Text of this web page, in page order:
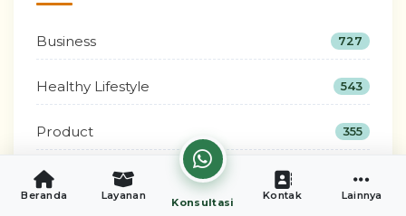
Business 727
Healthy Lifestyle 543
Product 355
Beauty 208
Beranda Layanan
Konsultasi
Kontak Lainnya